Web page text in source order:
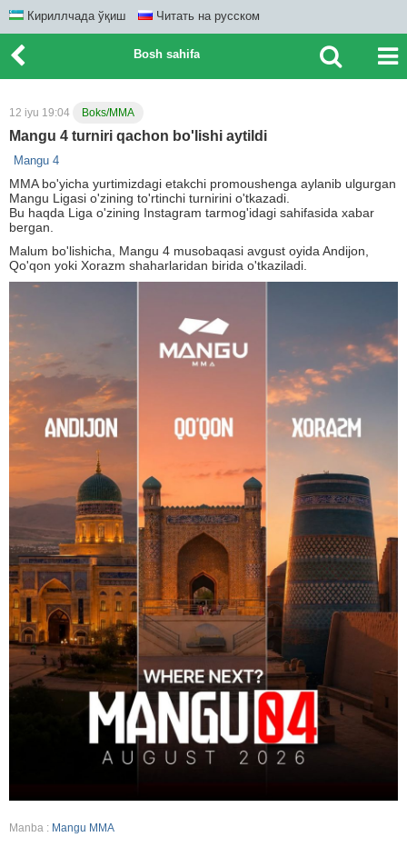
Кириллчада ўқиш Читать на русском
Bosh sahifa
12 iyu 19:04 Boks/MMA
Mangu 4 turniri qachon bo'lishi aytildi
Mangu 4
MMA bo'yicha yurtimizdagi etakchi promoushenga aylanib ulgurgan
Mangu Ligasi o'zining to'rtinchi turnirini o'tkazadi.
Bu haqda Liga o'zining Instagram tarmog'idagi sahifasida xabar
bergan.
Malum bo'lishicha, Mangu 4 musobaqasi avgust oyida Andijon,
Qo'qon yoki Xorazm shaharlaridan birida o'tkaziladi.
Manba : Mangu MMA